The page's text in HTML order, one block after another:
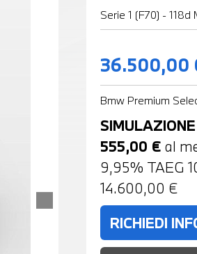
Serie 1 (F70) - 118d
36.500,00
Bmw Premium
555,00 € al
9,95% TAEG
14.600,00 €
RICHIEDI